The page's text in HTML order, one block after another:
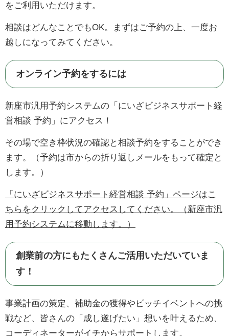
をご利用いただけます。
相談はどんなことでもOK。まずはご予約の上、一度お
越しになってみてください。
オンライン予約をするには
新座市汎用予約システムの「にいざビジネスサポート経
営相談 予約」にアクセス！
その場で空き枠状況の確認と相談予約をすることができ
ます。（予約は市からの折り返しメールをもって確定と
します。）
「にいざビジネスサポート経営相談 予約」ページはこ
ちらをクリックしてアクセスしてください。（新座市汎
用予約システムに移動します。）
創業前の方にもたくさんご活用いただいていま
す！
事業計画の策定、補助金の獲得やピッチイベントへの挑
戦など、皆さんの「成し遂げたい」想いを叶えるため、
コーディネーターがイチからサポートします。